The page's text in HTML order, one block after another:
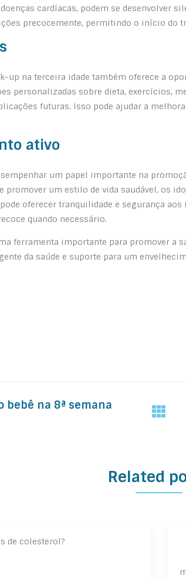
cardíacas, podem se desenvolver
precocemente, permitindo o início do
up na terceira idade também oferece a
personalizadas sobre dieta, exercícios,
futuras. Isso pode ajudar a
ativo
um papel importante na
um estilo de vida saudável, os
oferecer tranquilidade e segurança
quando necessário.
ferramenta importante para promover a
da saúde e suporte para um
bebê na 8ª semana
Related